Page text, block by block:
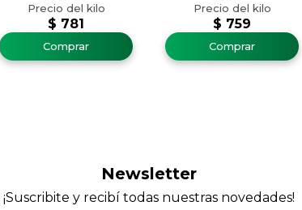
$ 781 $ 759
Newsletter
¡Suscribite y recibí todas nuestras novedades!